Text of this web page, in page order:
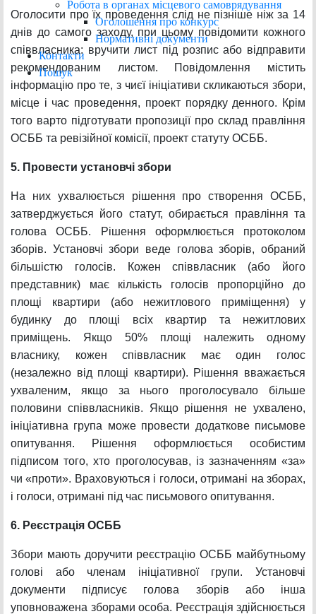
Робота в органах місцевого самоврядування
Оголошення про конкурс
Нормативні документи
Контакти
Пошук
Оголосити про їх проведення слід не пізніше ніж за 14
днів до самого заходу, при цьому повідомити кожного
співвласника: вручити лист під розпис або відправити
рекомендованим листом. Повідомлення містить
інформацію про те, з чиєї ініціативи скликаються збори,
місце і час проведення, проект порядку денного. Крім
того варто підготувати пропозиції про склад правління
ОСББ та ревізійної комісії, проект статуту ОСББ.
5. Провести установчі збори
На них ухвалюється рішення про створення ОСББ,
затверджується його статут, обирається правління та
голова ОСББ. Рішення оформлюється протоколом
зборів. Установчі збори веде голова зборів, обраний
більшістю голосів. Кожен співвласник (або його
представник) має кількість голосів пропорційно до
площі квартири (або нежитлового приміщення) у
будинку до площі всіх квартир та нежитлових
приміщень. Якщо 50% площі належить одному
власнику, кожен співвласник має один голос
(незалежно від площі квартири). Рішення вважається
ухваленим, якщо за нього проголосувало більше
половини співвласників. Якщо рішення не ухвалено,
ініціативна група може провести додаткове письмове
опитування. Рішення оформлюється особистим
підписом того, хто проголосував, із зазначенням «за»
чи «проти». Враховуються і голоси, отримані на зборах,
і голоси, отримані під час письмового опитування.
6. Реєстрація ОСББ
Збори мають доручити реєстрацію ОСББ майбутньому
голові або членам ініціативної групи. Установчі
документи підписує голова зборів або інша
уповноважена зборами особа. Реєстрація здійснюється